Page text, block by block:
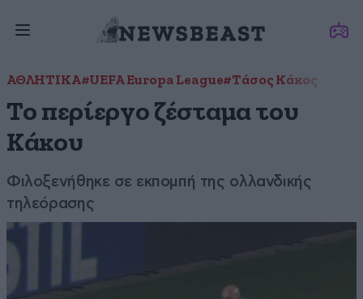
ΑΘΛΗΤΙΚΑ#UEFA Europa League#Τάσος Κάκος
Το περίεργο ζέσταμα του
Κάκου
Φιλοξενήθηκε σε εκπομπή της ολλανδικής
τηλεόρασης